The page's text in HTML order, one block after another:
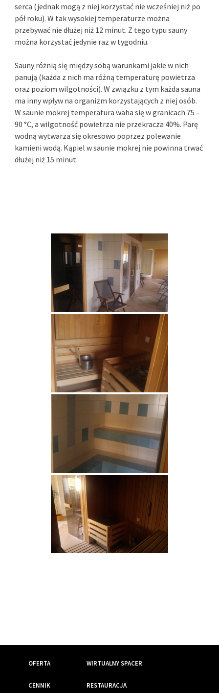
serca (jednak mogą z niej korzystać nie wcześniej niż po
pół roku). W tak wysokiej temperaturze można
przebywać nie dłużej niż 12 minut. Z tego typu sauny
można korzystać jedynie raz w tygodniu.
Sauny różnią się między sobą warunkami jakie w nich
panują (każda z nich ma różną temperaturę powietrza
oraz poziom wilgotności). W związku z tym każda sauna
ma inny wpływ na organizm korzystających z niej osób.
W saunie mokrej temperatura waha się w granicach 75 –
90 °C, a wilgotność powietrza nie przekracza 40%. Parę
wodną wytwarza się okresowo poprzez polewanie
kamieni wodą. Kąpiel w saunie mokrej nie powinna trwać
dłużej niż 15 minut.
OFERTA WIRTUALNY SPACER
CENNIK RESTAURACJA